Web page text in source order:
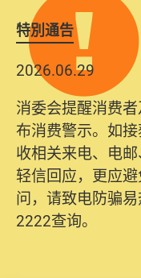
特別通告
2026.06.29
消委会提醒消费
布消费警示。如
收相关来电、电
轻信回应，更应
问，请致电防骗
2222查询。